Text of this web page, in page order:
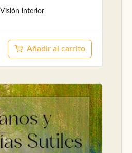
Visión interior
Añadir al carrito